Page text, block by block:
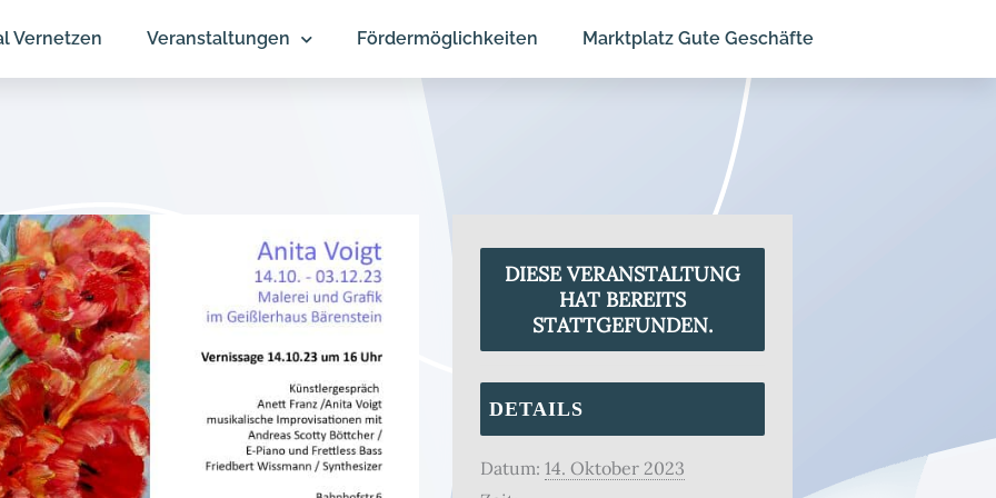
Vernetzen Veranstaltungen Fördermöglichkeiten Marktplatz Gute Geschäfte
DIESE VERANSTALTUNG
HAT BEREITS
STATTGEFUNDEN.
DETAILS
Datum: 14. Oktober 2023